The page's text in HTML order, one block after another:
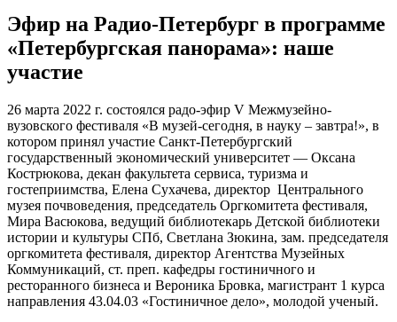
Эфир на Радио-Петербург в программе
«Петербургская панорама»: наше
участие
26 марта 2022 г. состоялся радо-эфир V Межмузейно-
вузовского фестиваля «В музей-сегодня, в науку – завтра!», в
котором принял участие Санкт-Петербургский
государственный экономический университет — Оксана
Кострюкова, декан факультета сервиса, туризма и
гостеприимства, Елена Сухачева, директор Центрального
музея почвоведения, председатель Оргкомитета фестиваля,
Мира Васюкова, ведущий библиотекарь Детской библиотеки
истории и культуры СПб, Светлана Зюкина, зам. председателя
оргкомитета фестиваля, директор Агентства Музейных
Коммуникаций, ст. преп. кафедры гостиничного и
ресторанного бизнеса и Вероника Бровка, магистрант 1 курса
направления 43.04.03 «Гостиничное дело», молодой ученый.